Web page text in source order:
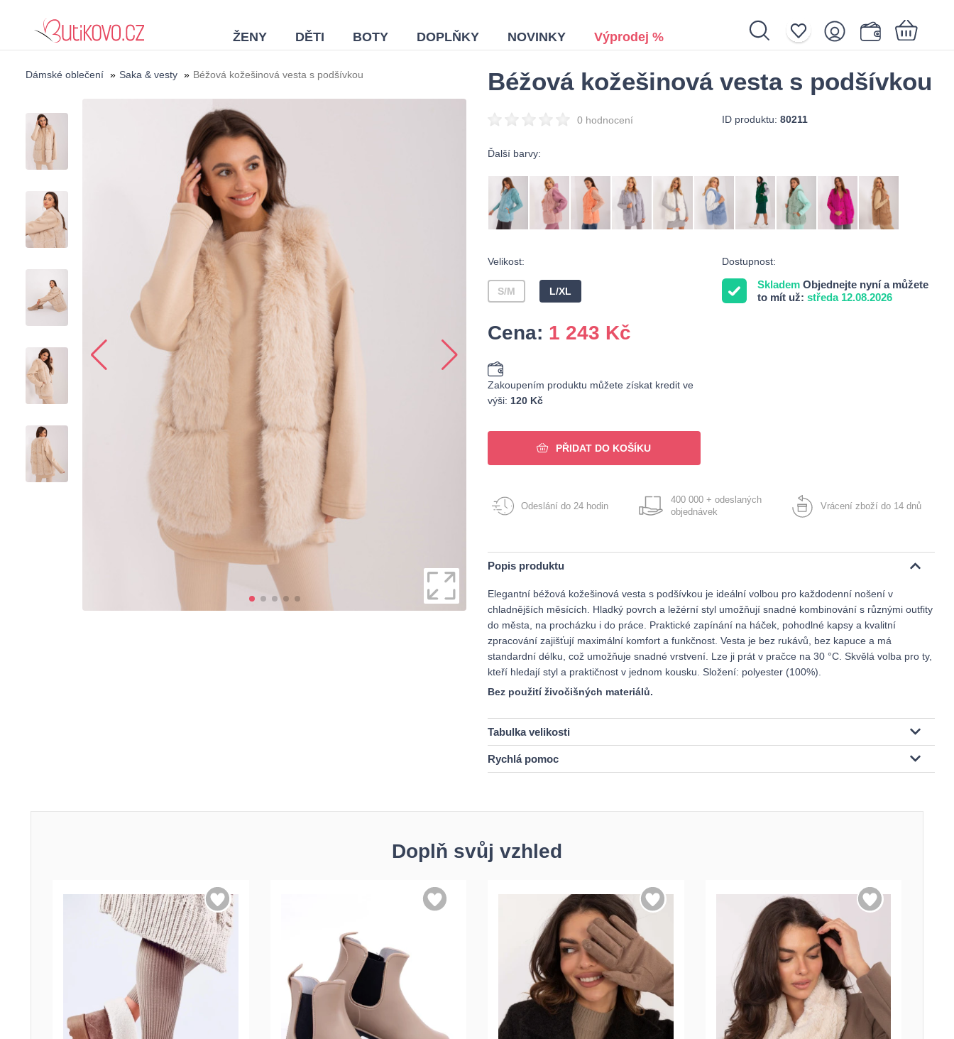
ŽENY DĚTI BOTY DOPLŇKY NOVINKY Výprodej %
Nákupní košík je prázdný.
Dámské oblečení » Saka & vesty » Béžová kožešinová vesta s podšívkou Béžová kožešinová vesta s podšívkou
0 hodnocení ID produktu: 80211
Dostupnost:
Skladem Objednejte nyní a můžete
to mít už: středa 12.08.2026
Ďalší barvy:
Velikost:
S/M L/XL
Cena: 1 243 Kč
Zakoupením produktu můžete získat kredit ve
výši: 120 Kč
PŘIDAT DO KOŠÍKU
Odeslání do 24 hodin
400 000 + odeslaných
objednávek
Vrácení zboží do 14 dnů
Popis produktu
Elegantní béžová kožešinová vesta s podšívkou je ideální volbou pro každodenní nošení v
chladnějších měsících. Hladký povrch a ležérní styl umožňují snadné kombinování s různými outfity
do města, na procházku i do práce. Praktické zapínání na háček, pohodlné kapsy a kvalitní
zpracování zajišťují maximální komfort a funkčnost. Vesta je bez rukávů, bez kapuce a má
standardní délku, což umožňuje snadné vrstvení. Lze ji prát v pračce na 30 °C. Skvělá volba pro ty,
kteří hledají styl a praktičnost v jednom kousku. Složení: polyester (100%).
Bez použití živočišných materiálů.
Tabulka velikosti
Rychlá pomoc
Doplň svůj vzhled